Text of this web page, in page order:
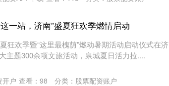
一站，济南”盛夏狂欢季燃情启动
狂欢季暨“这里最槐荫”燃动暑期活动启动仪式在济
主题300余项文旅活动，泉城夏日活力拉....
开户 查看： 98 分类： 股票配资账户